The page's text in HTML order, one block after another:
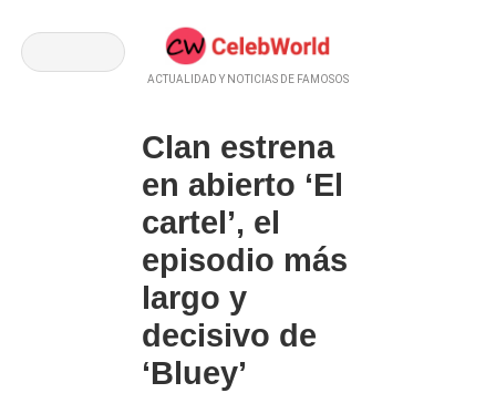
ACTUALIDAD Y NOTICIAS DE FAMOSOS
Clan estrena
en abierto ‘El
cartel’, el
episodio más
largo y
decisivo de
‘Bluey’